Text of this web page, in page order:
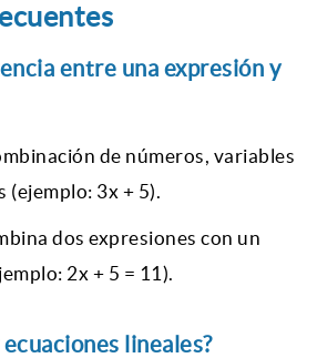
entre una expresión y
de números, variables
(ejemplo: 3x + 5).
dos expresiones con un
2x + 5 = 11).
lineales?